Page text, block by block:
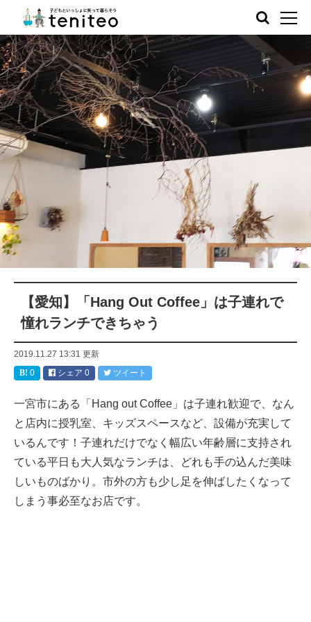
【愛知】「Hang Out Coffee」は子連れで
憧れランチできちゃう
2019.11.27 13:31 更新
0
シェア 0 ツイート
一宮市にある「Hang out Coffee」は子連れ歓迎で、なん
と店内に授乳室、キッズスペースなど、設備が充実して
いるんです！子連れだけでなく幅広い年齢層に支持され
ている平日も大人気なランチは、どれも手の込んだ美味
しいものばかり。市外の方も少し足を伸ばしたくなって
しまう事必至なお店です。